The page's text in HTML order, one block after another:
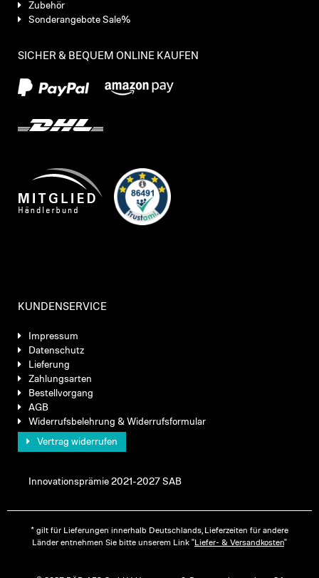
Zubehör
Sonderangebote Sale%
SICHER & BEQUEM ONLINE KAUFEN
KUNDENSERVICE
Impressum
Datenschutz
Lieferung
Zahlungsarten
Bestellvorgang
AGB
Widerrufsbelehrung & Widerrufsformular
Vertrag widerrufen
Innovationsprämie 2021-2027 SAB
* gilt für Lieferungen innerhalb Deutschlands, Lieferzeiten für andere
Länder entnehmen Sie bitte unserem Link "Liefer- & Versandkosten"